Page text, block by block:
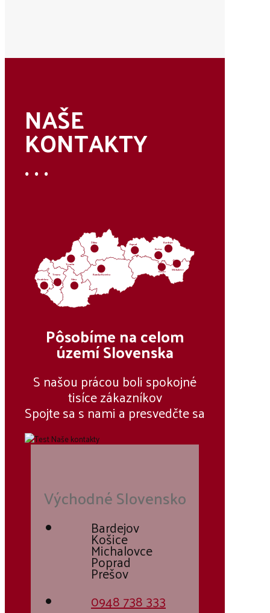
NAŠE
KONTAKTY
. . .
Bratislava
Trnava
Trenčín
Žilina
Nitra
Banská Bystrica
Prešov
Košice
Michalovce
Bardejov
Poprad
Pôsobíme na celom
území Slovenska
S našou prácou boli spokojné
tisíce zákazníkov
Spojte sa s nami a presvedčte sa
Východné Slovensko
Bardejov
Košice
Michalovce
Poprad
Prešov
0948 738 333